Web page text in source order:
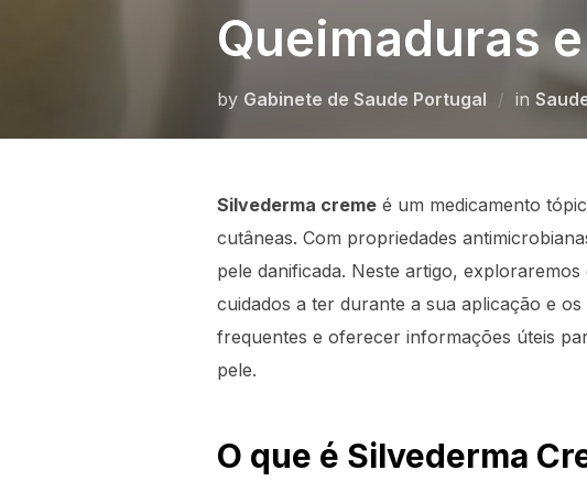
Queimaduras
by Gabinete de Saude Portugal in
Silvederma creme é um medicamento
cutâneas. Com propriedades
pele danificada. Neste artigo,
cuidados a ter durante a sua aplicação e
frequentes e oferecer informações úteis
pele.
O que é Silvederma